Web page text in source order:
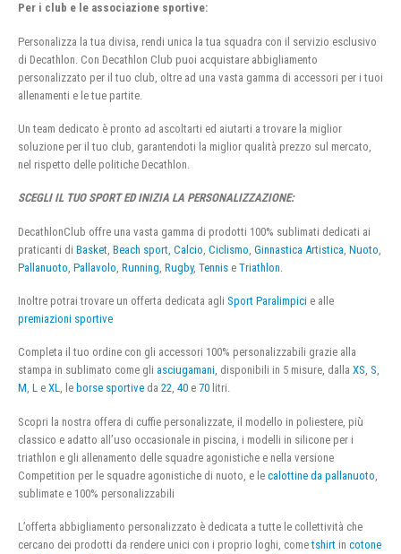
Per i club e le associazione sportive:
Personalizza la tua divisa, rendi unica la tua squadra con il servizio esclusivo
di Decathlon. Con Decathlon Club puoi acquistare abbigliamento
personalizzato per il tuo club, oltre ad una vasta gamma di accessori per i tuoi
allenamenti e le tue partite.
Un team dedicato è pronto ad ascoltarti ed aiutarti a trovare la miglior
soluzione per il tuo club, garantendoti la miglior qualità prezzo sul mercato,
nel rispetto delle politiche Decathlon.
SCEGLI IL TUO SPORT ED INIZIA LA PERSONALIZZAZIONE:
DecathlonClub offre una vasta gamma di prodotti 100% sublimati dedicati ai
praticanti di Basket Beach sport Calcio Ciclismo Ginnastica Artistica Nuoto
Pallanuoto Pallavolo Running Rugby, Tennis e Triathlon
Inoltre potrai trovare un offerta dedicata agli Sport Paralimpici e alle
premiazioni sportive
Completa il tuo ordine con gli accessori 100% personalizzabili grazie alla
stampa in sublimato come gli asciugamani, disponibili in 5 misure, dalla XS, S,
M, L e XL, le borse sportive da 22, 40 e 70 litri.
Scopri la nostra offera di cuffie personalizzate, il modello in poliestere, più
classico e adatto all’uso occasionale in piscina, i modelli in silicone per i
triathlon e gli allenamento delle squadre agonistiche e nella versione
Competition per le squadre agonistiche di nuoto, e le calottine da pallanuoto
sublimate e 100% personalizzabili
L’offerta abbigliamento personalizzato è dedicata a tutte le collettività che
cercano dei prodotti da rendere unici con i proprio loghi, cometshirt in cotone